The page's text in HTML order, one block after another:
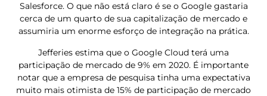
Salesforce. O que não está claro é se o Google gastaria
cerca de um quarto de sua capitalização de mercado e
assumiria um enorme esforço de integração na prática.
Jefferies estima que o Google Cloud terá uma
participação de mercado de 9% em 2020. É importante
notar que a empresa de pesquisa tinha uma expectativa
muito mais otimista de 15% de participação de mercado